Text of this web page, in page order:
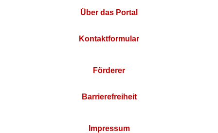
Über das Portal
Kontaktformular
Förderer
Barrierefreiheit
Impressum